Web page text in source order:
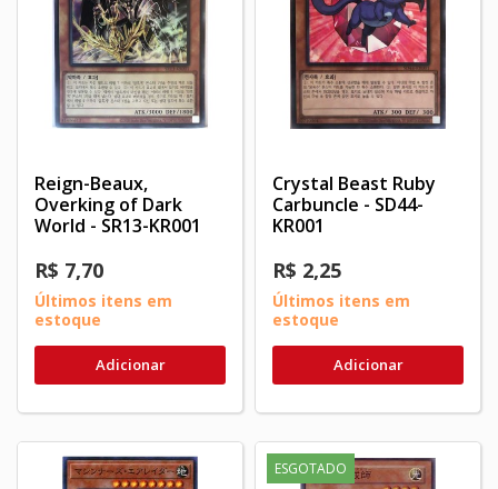
Reign-Beaux,
Overking of Dark
World - SR13-KR001
R$ 7,70
Últimos itens em
estoque
Adicionar
Crystal Beast Ruby
Carbuncle - SD44-
KR001
R$ 2,25
Últimos itens em
estoque
Adicionar
ESGOTADO